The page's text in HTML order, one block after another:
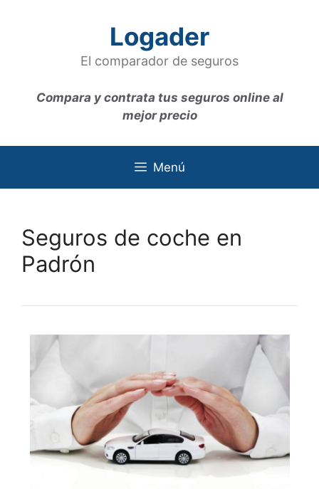
Logader
El comparador de seguros
Compara y contrata tus seguros online al
mejor precio
Menú
Seguros de coche en
Padrón